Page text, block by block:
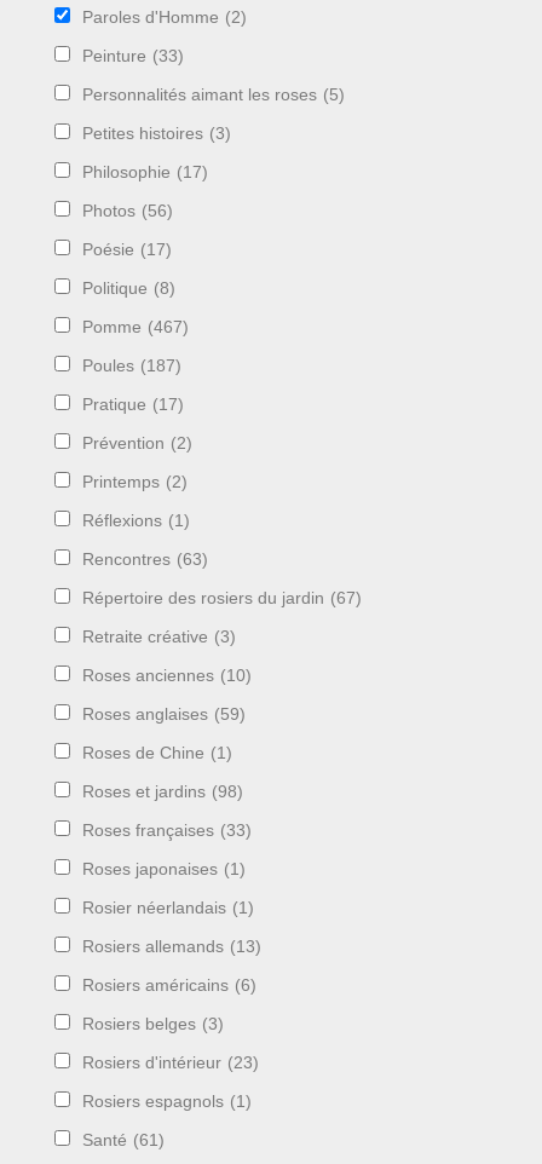
Paroles d'Homme (2)
Peinture (33)
Personnalités aimant les roses (5)
Petites histoires (3)
Philosophie (17)
Photos (56)
Poésie (17)
Politique (8)
Pomme (467)
Poules (187)
Pratique (17)
Prévention (2)
Printemps (2)
Réflexions (1)
Rencontres (63)
Répertoire des rosiers du jardin (67)
Retraite créative (3)
Roses anciennes (10)
Roses anglaises (59)
Roses de Chine (1)
Roses et jardins (98)
Roses françaises (33)
Roses japonaises (1)
Rosier néerlandais (1)
Rosiers allemands (13)
Rosiers américains (6)
Rosiers belges (3)
Rosiers d'intérieur (23)
Rosiers espagnols (1)
Santé (61)